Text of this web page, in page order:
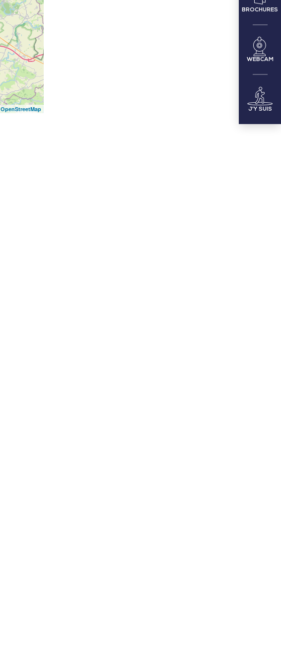
BROCHURES
WEBCAM
J'Y SUIS
OpenStreetMap